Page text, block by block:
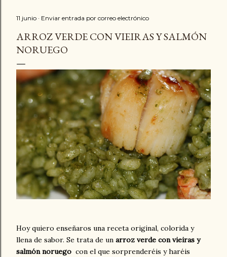
11 junio Enviar entrada por correo electrónico
ARROZ VERDE CON VIEIRAS Y SALMÓN
NORUEGO
Hoy quiero enseñaros una receta original, colorida y
llena de sabor. Se trata de un arroz verde con vieiras y
salmón noruego con el que sorprenderéis y haréis